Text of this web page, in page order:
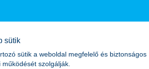
duplán jó befektetés
hónapja Európában, ami nem
sütik
sütik a weboldal megfelelő és biztonságos
működését szolgálják.